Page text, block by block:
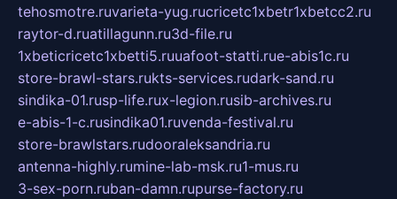
tehosmotre.ruvarieta-yug.rucricetc1xbetr1xbetcc2.ru
raytor-d.ruatillagunn.ru3d-file.ru
1xbeticricetc1xbetti5.ruuafoot-statti.rue-abis1c.ru
store-brawl-stars.rukts-services.rudark-sand.ru
sindika-01.rusp-life.rux-legion.rusib-archives.ru
e-abis-1-c.rusindika01.ruvenda-festival.ru
store-brawlstars.rudooraleksandria.ru
antenna-highly.rumine-lab-msk.ru1-mus.ru
3-sex-porn.ruban-damn.rupurse-factory.ru